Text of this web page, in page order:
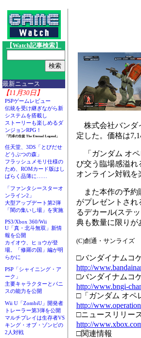
【Watch記事検索】
最新ニュース
【11月30日】
PSPゲームレビュー
伝統を受け継ぎながら新
システムを搭載し
ストーリーも楽しめるダ
ンジョンRPG！
「円卓の生徒 The Eternal Legend」
任天堂、3DS「とびだせ
どうぶつの森」
フラッシュメモリ仕様の
ため、ROMカード版はし
ばらく品薄に……
「ファンタシースターオ
ンライン2」
大型アップデート第2弾
「闇の集いし場」を実施
PS3/Xbox 360/Wii
U「真・北斗無双」新情
報を公開
カイオウ、ヒョウが登
場。「修羅の国」編が明
らかに
PSP「シャイニング・ア
ーク」
主要キャラクターとパニ
スの能力を公開
Wii U「ZombiU」開発者
トレーラー第3弾を公開
マルチプレイは生存者VS
キング・オブ・ゾンビの
2人対戦
株式会社バンダ
定した。価格は
「ガンダム オペ
び交う臨場感溢れ
オンライン対戦を
また本作の予約
がプレゼントされ
るデカール(ステ
典も数量に限りが
(C)創通・サンライズ
□バンダイナムコ
http://
□バンダイナムコ
http://www.bngi-
□「ガンダム オペ
http://
□ニュースリリー
http://
□関連情報